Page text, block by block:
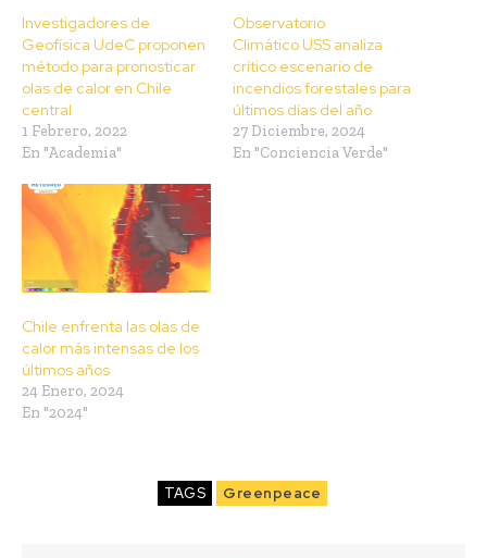
Investigadores de
Geofísica UdeC proponen
método para pronosticar
olas de calor en Chile
central
1 Febrero, 2022
En "Academia"
Observatorio
Climático USS analiza
crítico escenario de
incendios forestales para
últimos días del año
27 Diciembre, 2024
En "Conciencia Verde"
Chile enfrenta las olas de
calor más intensas de los
últimos años
24 Enero, 2024
En "2024"
TAGS Greenpeace